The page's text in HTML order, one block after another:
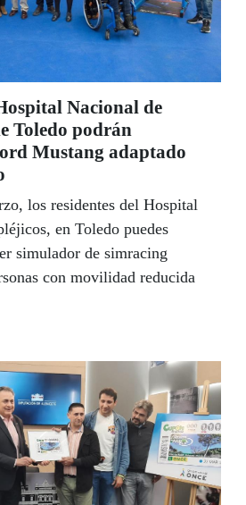
Nacional de
Toledo podrán
Mustang adaptado
los residentes del Hospital
en Toledo puedes
simulador de simracing
con movilidad reducida